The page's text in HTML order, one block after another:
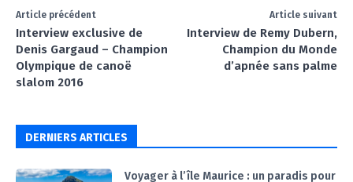
Article précédent
Interview exclusive de
Denis Gargaud – Champion
Olympique de canoë
slalom 2016
Article suivant
Interview de Remy Dubern,
Champion du Monde
d’apnée sans palme
DERNIERS ARTICLES
Voyager à l’île Maurice : un paradis pour